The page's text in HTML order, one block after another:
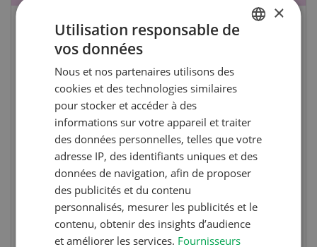
Cours spécialisé Aquaculture
Vous élevez des poissons ou songez à le faire?
Ce cours vous équipe du savoir nécessaire. Si
vous effectuez aussi un stage pratique, votre
diplôme est reconnu officiellement et vous
habilite à détenir des poissons à titre
professionnel.
EN SAVOIR PLUS
×
Utilisation responsable de
vos données
Nous et nos partenaires utilisons des
cookies et des technologies similaires
pour stocker et accéder à des
informations sur votre appareil et traiter
des données personnelles, telles que votre
adresse IP, des identifiants uniques et des
données de navigation, afin de proposer
des publicités et du contenu
personnalisés, mesurer les publicités et le
contenu, obtenir des insights d’audience
et améliorer les services. Fournisseurs